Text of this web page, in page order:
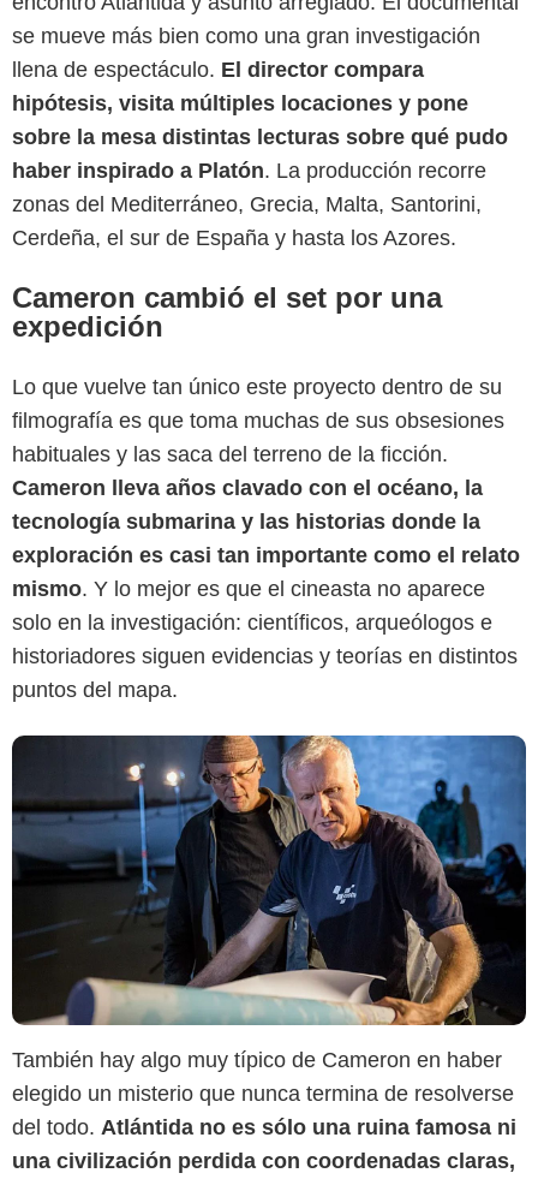
se mueve más bien como una gran investigación
llena de espectáculo. El director compara
hipótesis, visita múltiples locaciones y pone
sobre la mesa distintas lecturas sobre qué pudo
haber inspirado a Platón. La producción recorre
zonas del Mediterráneo, Grecia, Malta, Santorini,
Cerdeña, el sur de España y hasta los Azores.
Cameron cambió el set por una
expedición
Lo que vuelve tan único este proyecto dentro de su
filmografía es que toma muchas de sus obsesiones
habituales y las saca del terreno de la ficción.
Cameron lleva años clavado con el océano, la
tecnología submarina y las historias donde la
exploración es casi tan importante como el relato
mismo. Y lo mejor es que el cineasta no aparece
solo en la investigación: científicos, arqueólogos e
historiadores siguen evidencias y teorías en distintos
puntos del mapa.
Disney+
También hay algo muy típico de Cameron en haber
elegido un misterio que nunca termina de resolverse
del todo. Atlántida no es sólo una ruina famosa ni
una civilización perdida con coordenadas claras,